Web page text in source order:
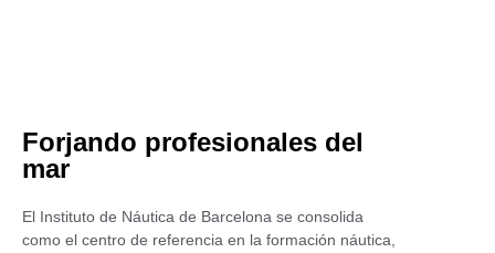
Forjando profesionales del
mar
El Instituto de Náutica de Barcelona se consolida
como el centro de referencia en la formación náutica,